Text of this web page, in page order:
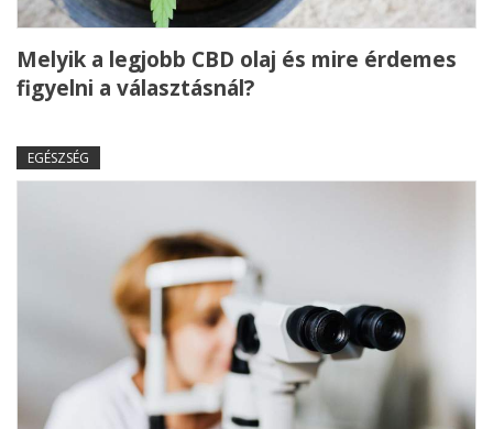
Melyik a legjobb CBD olaj és mire érdemes
figyelni a választásnál?
EGÉSZSÉG